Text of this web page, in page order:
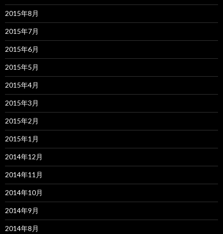
2015年8月
2015年7月
2015年6月
2015年5月
2015年4月
2015年3月
2015年2月
2015年1月
2014年12月
2014年11月
2014年10月
2014年9月
2014年8月